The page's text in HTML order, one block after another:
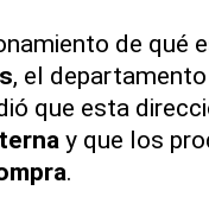
de qué
, el
que esta
y que los
.